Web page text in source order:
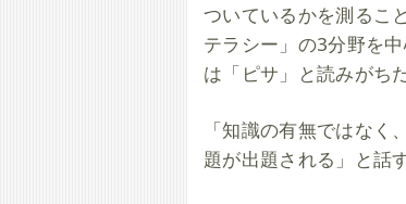
ついているかを測るこ
テラシー」の3分野を
は「ピサ」と読みがち
「知識の有無ではな
題が出題される」と話